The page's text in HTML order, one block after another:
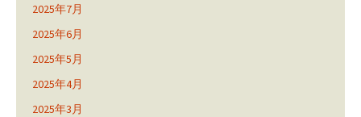
2025年7月
2025年6月
2025年5月
2025年4月
2025年3月